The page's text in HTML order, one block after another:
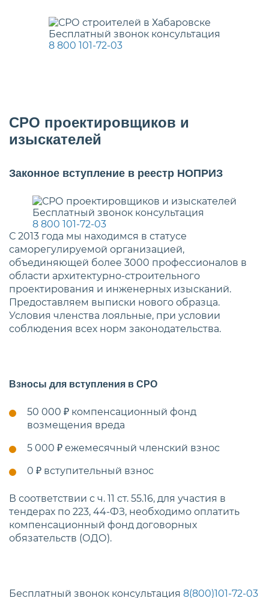
Бесплатный звонок консультация
8 800 101-72-03
СРО проектировщиков и
изыскателей
Законное вступление в реестр НОПРИЗ
Бесплатный звонок консультация
8 800 101-72-03
С 2013 года мы находимся в статусе
саморегулируемой организацией,
объединяющей более 3000 профессионалов в
области архитектурно-строительного
проектирования и инженерных изысканий.
Предоставляем выписки нового образца.
Условия членства лояльные, при условии
соблюдения всех норм законодательства.
Взносы для вступления в СРО
50 000 ₽ компенсационный фонд
возмещения вреда
5 000 ₽ ежемесячный членский взнос
0 ₽ вступительный взнос
В соответствии с ч. 11 ст. 55.16, для участия в
тендерах по 223, 44-ФЗ, необходимо оплатить
компенсационный фонд договорных
обязательств (ОДО).
Бесплатный звонок консультация 8(800)101-72-03